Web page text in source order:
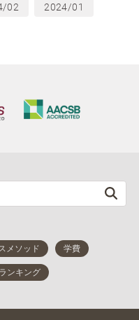
02 2024/01